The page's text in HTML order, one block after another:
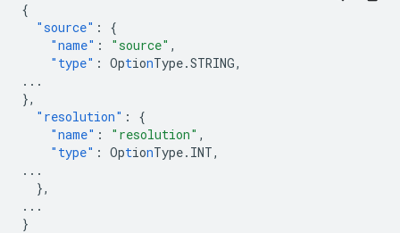
{
"source" :
{
"name" : "source" ,
"type" : OptionType.STRING,
...
},
"resolution" :
{
"name" : "resolution" ,
"type" : OptionType.INT,
...
},
...
}